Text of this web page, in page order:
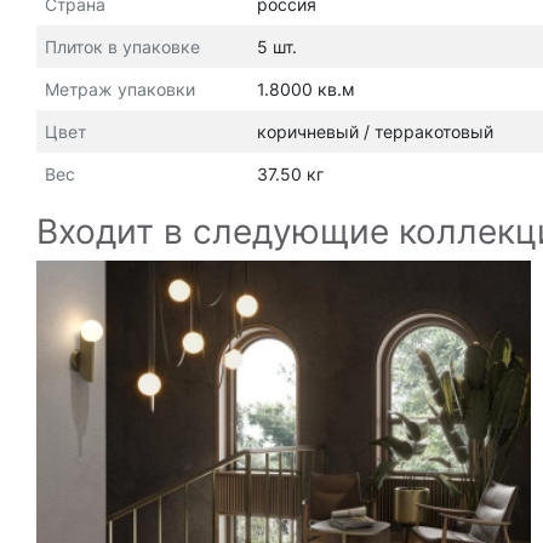
Страна россия
Плиток в упаковке 5 шт.
Метраж упаковки 1.8000 кв.м
Цвет коричневый / терракотовый
Вес 37.50 кг
Входит в следующие